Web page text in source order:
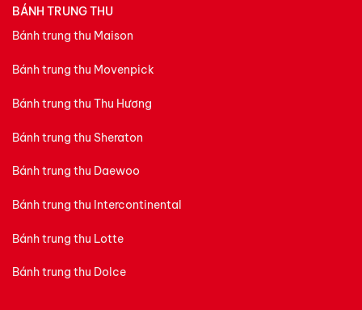
bst bánh trung thu khachs ạn daewoo 2025
BÁNH TRUNG THU
Bánh trung thu Maison
Bánh trung thu Movenpick
Bánh trung thu Thu Hương
Bánh trung thu Sheraton
Bánh trung thu Daewoo
Bánh trung thu Intercontinental
Bánh trung thu Lotte
Bánh trung thu Dolce